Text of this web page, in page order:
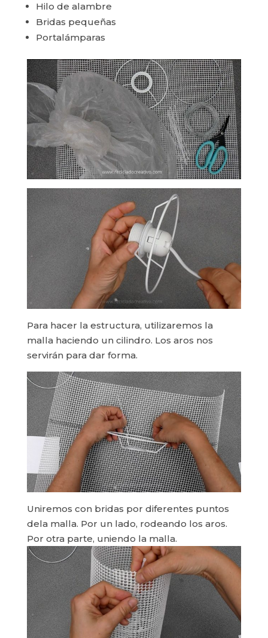
Hilo de alambre
Bridas pequeñas
Portalámparas
Para hacer la estructura, utilizaremos la
malla haciendo un cilindro. Los aros nos
servirán para dar forma.
Uniremos con bridas por diferentes puntos
dela malla. Por un lado, rodeando los aros.
Por otra parte, uniendo la malla.